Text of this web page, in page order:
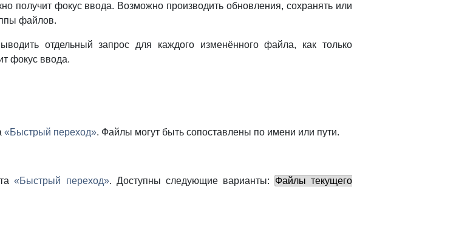
получит фокус ввода. Возможно производить обновления, сохранять или
файлов.
отдельный запрос для каждого изменённого файла, как только
фокус ввода.
«Быстрый переход». Файлы могут быть сопоставлены по имени или пути.
«Быстрый переход». Доступны следующие варианты:
Файлы текущего